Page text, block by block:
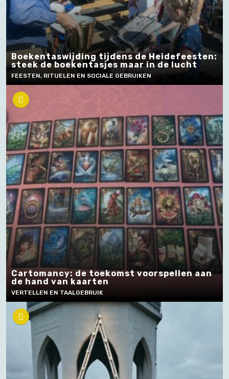
Boekentaswijding tijdens de Heidefeesten:
steek de boekentasjes maar in de lucht
FEESTEN, RITUELEN EN SOCIALE GEBRUIKEN
Cartomancy: de toekomst voorspellen aan
de hand van kaarten
VERTELLEN EN TAALGEBRUIK